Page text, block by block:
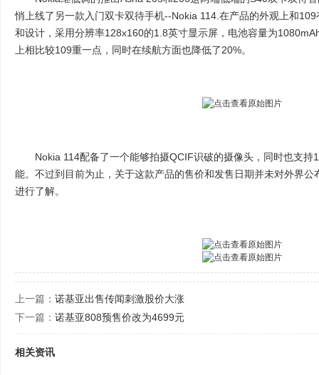
悄上线了另一款入门双卡双待手机--Nokia 114.在产品的外观上和
和设计，采用分辨率128x160的1.8英寸显示屏，电池容量为
上相比较109重一点，同时在续航方面也降低了20%。
Nokia 114配备了一个能够拍摄QCIF识破的摄像头，同时也支持
能。不过到目前为止，关于这款产品的售价和发售日期并未对外界公
进行了解。
上一篇： 诺基亚出售传闻刺激股价大涨
下一篇： 诺基亚808预售价改为4699元
相关资讯